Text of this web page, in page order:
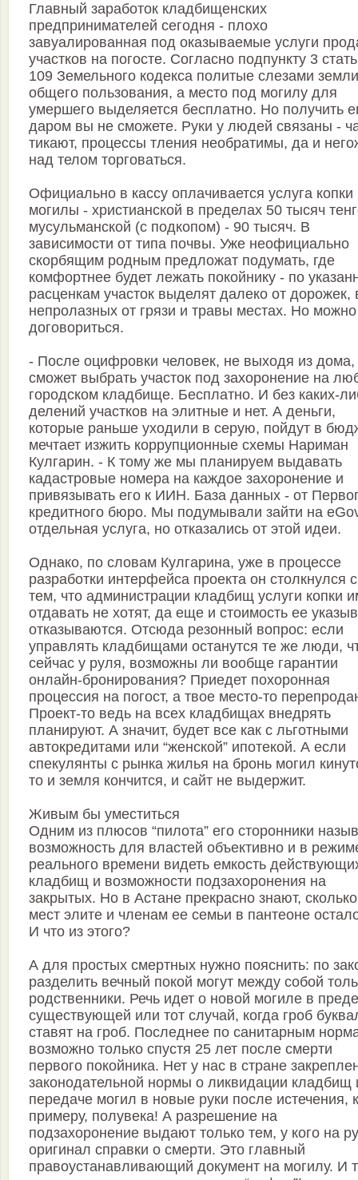
Главный заработок кладбищенских
предпринимателей сегодня - плохо
завуалированная под оказываемые услуги
участков на погосте. Согласно подпункту 3
109 Земельного кодекса политые слезами
общего пользования, а место под могилу для
умершего выделяется бесплатно. Но получить
даром вы не сможете. Руки у людей связаны -
тикают, процессы тления необратимы, да и
над телом торговаться.
Официально в кассу оплачивается услуга копки
могилы - христианской в пределах 50 тысяч
мусульманской (с подкопом) - 90 тысяч. В
зависимости от типа почвы. Уже неофициально
скорбящим родным предложат подумать, где
комфортнее будет лежать покойнику - по
расценкам участок выделят далеко от дорожек,
непролазных от грязи и травы местах. Но можно
договориться.
- После оцифровки человек, не выходя из дома,
сможет выбрать участок под захоронение на
городском кладбище. Бесплатно. И без каких-
делений участков на элитные и нет. А деньги,
которые раньше уходили в серую, пойдут в
мечтает изжить коррупционные схемы Нариман
Кулгарин. - К тому же мы планируем выдавать
кадастровые номера на каждое захоронение и
привязывать его к ИИН. База данных - от
кредитного бюро. Мы подумывали зайти на
отдельная услуга, но отказались от этой идеи.
Однако, по словам Кулгарина, уже в процессе
разработки интерфейса проекта он столкнулся с
тем, что администрации кладбищ услуги копки
отдавать не хотят, да еще и стоимость ее
отказываются. Отсюда резонный вопрос: если
управлять кладбищами останутся те же люди,
сейчас у руля, возможны ли вообще гарантии
онлайн-бронирования? Приедет похоронная
процессия на погост, а твое место-то
Проект-то ведь на всех кладбищах внедрять
планируют. А значит, будет все как с льготными
автокредитами или “женской” ипотекой. А если
спекулянты с рынка жилья на бронь могил
то и земля кончится, и сайт не выдержит.
Живым бы уместиться
Одним из плюсов “пилота” его сторонники
возможность для властей объективно и в
реального времени видеть емкость
кладбищ и возможности подзахоронения на
закрытых. Но в Астане прекрасно знают, сколько
мест элите и членам ее семьи в пантеоне
И что из этого?
А для простых смертных нужно пояснить: по
разделить вечный покой могут между собой
родственники. Речь идет о новой могиле в
существующей или тот случай, когда гроб
ставят на гроб. Последнее по санитарным
возможно только спустя 25 лет после смерти
первого покойника. Нет у нас в стране
законодательной нормы о ликвидации кладбищ
передаче могил в новые руки после истечения, к
примеру, полувека! А разрешение на
подзахоронение выдают только тем, у кого на
оригинал справки о смерти. Это главный
правоустанавливающий документ на могилу. И